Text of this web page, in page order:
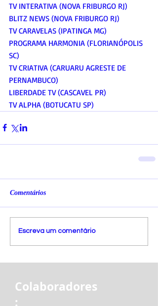
TV INTERATIVA (NOVA FRIBURGO RJ)
BLITZ NEWS (NOVA FRIBURGO RJ)
TV CARAVELAS (IPATINGA MG)
PROGRAMA HARMONIA (FLORIANÓPOLIS
SC)
TV CRIATIVA (CARUARU AGRESTE DE
PERNAMBUCO)
LIBERDADE TV (CASCAVEL PR)
TV ALPHA (BOTUCATU SP)
Comentários
Escreva um comentário
Colaboradores
: